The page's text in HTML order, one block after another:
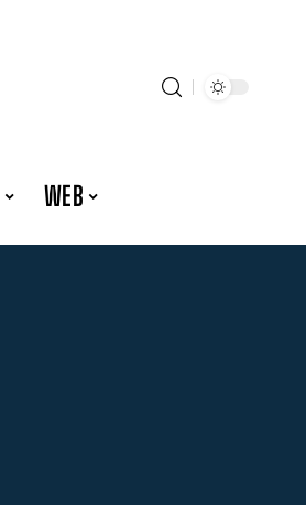
WEB